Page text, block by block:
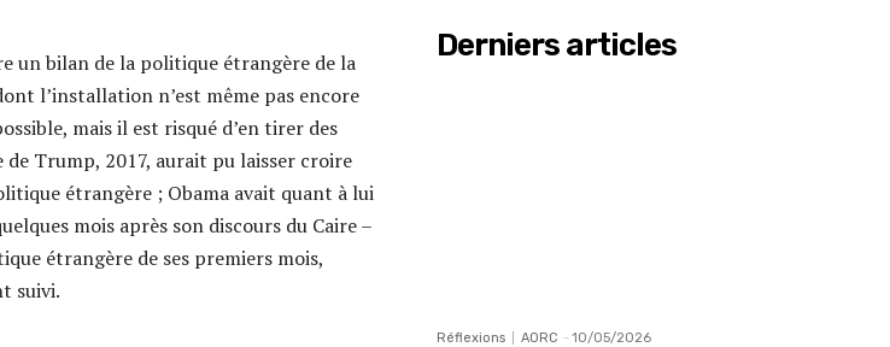
un bilan de la politique étrangère de la
l’installation n’est même pas encore
mais il est risqué d’en tirer des
de Trump, 2017, aurait pu laisser croire
étrangère ; Obama avait quant à lui
mois après son discours du Caire –
étrangère de ses premiers mois,
suivi.
Derniers articles
Réflexions AORC - 10/05/2026